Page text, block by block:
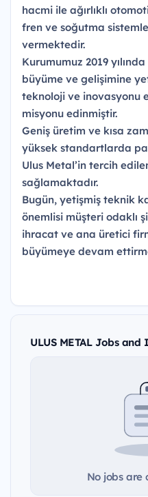
hacmi ile ağırlıklı
fren ve soğutma
vermektedir.
Kurumumuz 2019
büyüme ve gelişimine
teknoloji ve inovasyonu
misyonu edinmiştir.
Geniş üretim ve kısa
yüksek standartlarda
Ulus Metal’in tercih
sağlamaktadır.
Bugün, yetişmiş teknik
önemlisi müşteri odaklı
ihracat ve ana üretici
büyümeye devam
ULUS METAL Jobs and
No jobs are